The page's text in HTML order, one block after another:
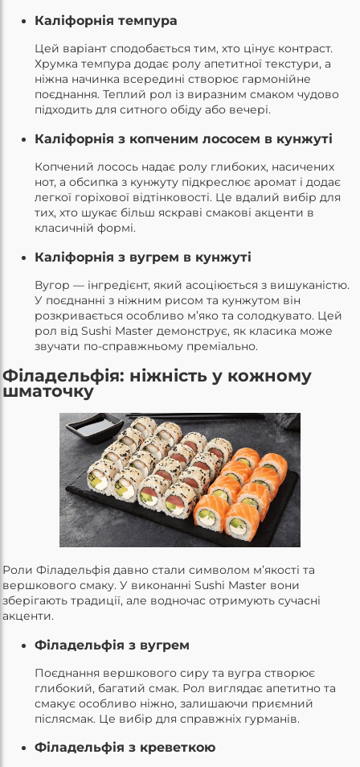
Каліфорнія темпура
Цей варіант сподобається тим, хто цінує контраст.
Хрумка темпура додає ролу апетитної текстури, а
ніжна начинка всередині створює гармонійне
поєднання. Теплий рол із виразним смаком чудово
підходить для ситного обіду або вечері.
Каліфорнія з копченим лососем в кунжуті
Копчений лосось надає ролу глибоких, насичених
нот, а обсипка з кунжуту підкреслює аромат і додає
легкої горіхової відтінковості. Це вдалий вибір для
тих, хто шукає більш яскраві смакові акценти в
класичній формі.
Каліфорнія з вугрем в кунжуті
Вугор — інгредієнт, який асоціюється з вишуканістю.
У поєднанні з ніжним рисом та кунжутом він
розкривається особливо м’яко та солодкувато. Цей
рол від Sushi Master демонструє, як класика може
звучати по-справжньому преміально.
Філадельфія: ніжність у кожному
шматочку
Роли Філадельфія давно стали символом м’якості та
вершкового смаку. У виконанні Sushi Master вони
зберігають традиції, але водночас отримують сучасні
акценти.
Філадельфія з вугрем
Поєднання вершкового сиру та вугра створює
глибокий, багатий смак. Рол виглядає апетитно та
смакує особливо ніжно, залишаючи приємний
післясмак. Це вибір для справжніх гурманів.
Філадельфія з креветкою